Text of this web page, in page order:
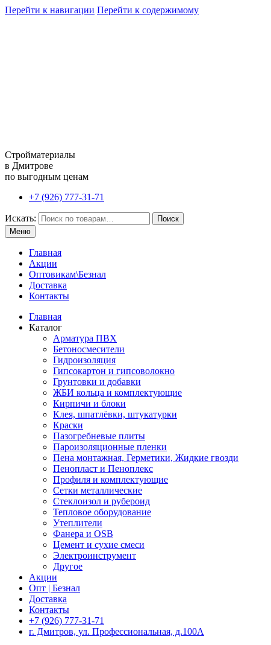
Перейти к навигации Перейти к содержимому
Стройматериалы
в Дмитрове
по выгодным ценам
+7 (926) 777-31-71
Искать:
Поиск
Меню
Главная
Акции
Оптовикам\Безнал
Доставка
Контакты
Главная
Каталог
Арматура ПВХ
Бетоносмесители
Гидроизоляция
Гипсокартон и гипсоволокно
Грунтовки и добавки
ЖБИ кольца и комплектующие
Кирпичи и блоки
Клея, шпатлёвки, штукатурки
Краски
Пазогребневые плиты
Пароизоляционные пленки
Пена монтажная, Герметики, Жидкие гвозди
Пенопласт и Пеноплекс
Профиля и комплектующие
Сетки металлические
Стеклоизол и рубероид
Тепловое оборудование
Утеплители
Фанера и OSB
Цемент и сухие смеси
Электроинструмент
Другое
Акции
Опт | Безнал
Доставка
Контакты
+7 (926) 777-31-71
г. Дмитров, ул. Профессиональная, д.100А